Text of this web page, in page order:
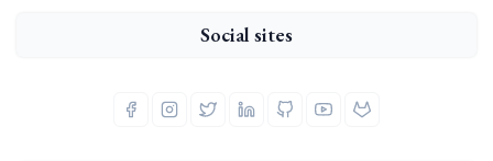
Social sites